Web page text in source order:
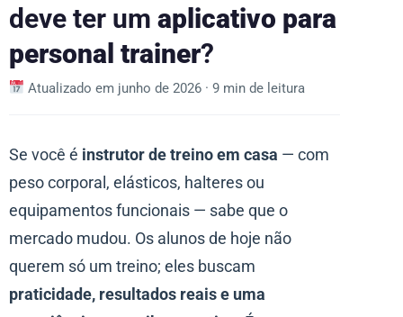
deve ter um aplicativo para
personal trainer?
Atualizado em junho de 2026 ·9 min de leitura
Se você é instrutor de treino em casa — com
peso corporal, elásticos, halteres ou
equipamentos funcionais — sabe que o
mercado mudou. Os alunos de hoje não
querem só um treino; eles buscam
praticidade, resultados reais e uma